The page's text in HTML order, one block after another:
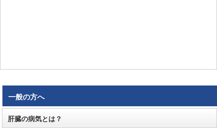
一般の方へ
肝臓の病気とは？